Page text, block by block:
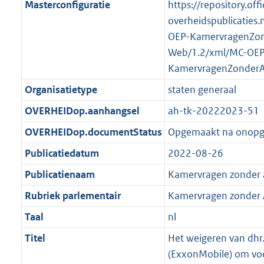
t
a
a
Masterconfiguratie
https://
OEP-
Web/1.2/xml/MC-
Organisatietype
staten generaal
OVERHEIDop.aanhangsel
ah-tk-20222023-51
OVERHEIDop.documentStatus Opgemaakt na
Publicatiedatum
2022-08-26
Publicatienaam
Kamervragen
Rubriek parlementair
Kamervragen
Taal
nl
Titel
Het weigeren van
(ExxonMobile) om